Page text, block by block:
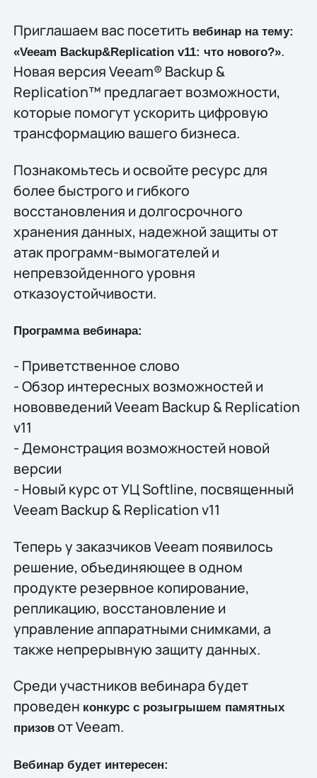
Приглашаем вас посетить вебинар на тему:
«Veeam Backup&Replication v11: что нового?».
Новая версия Veeam® Backup &
Replication™ предлагает возможности,
которые помогут ускорить цифровую
трансформацию вашего бизнеса.
Познакомьтесь и освойте ресурс для
более быстрого и гибкого
восстановления и долгосрочного
хранения данных, надежной защиты от
атак программ-вымогателей и
непревзойденного уровня
отказоустойчивости.
Программа вебинара:
- Приветственное слово
- Обзор интересных возможностей и
нововведений Veeam Backup & Replication
v11
- Демонстрация возможностей новой
версии
- Новый курс от УЦ Softline, посвященный
Veeam Backup & Replication v11
Теперь у заказчиков Veeam появилось
решение, объединяющее в одном
продукте резервное копирование,
репликацию, восстановление и
управление аппаратными снимками, а
также непрерывную защиту данных.
Среди участников вебинара будет
проведен конкурс с розыгрышем памятных
призовот Veeam.
Вебинар будет интересен: